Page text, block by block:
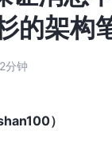
架构
分钟
）